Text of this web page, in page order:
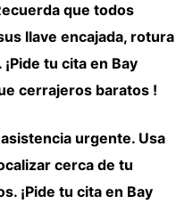
que todos
llave encajada, rotura
tu cita en Bay
cerrajeros baratos !
urgente. Usa
cerca de tu
. ¡Pide tu cita en Bay